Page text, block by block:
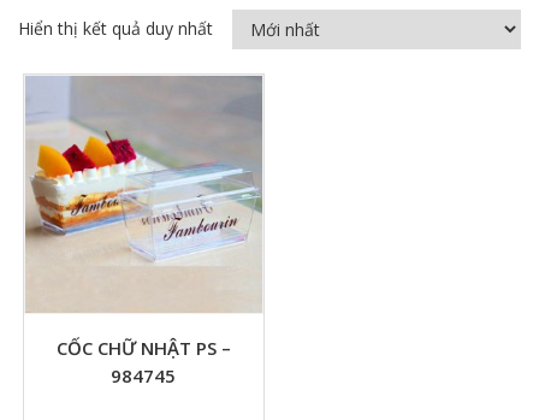
Hiển thị kết quả duy nhất
CỐC CHỮ NHẬT PS –
984745